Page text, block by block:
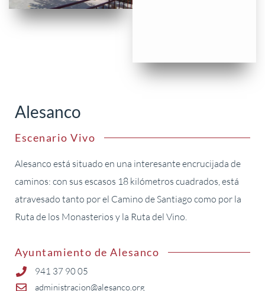
Alesanco
Escenario Vivo
Alesanco está situado en una interesante encrucijada de
caminos: con sus escasos 18 kilómetros cuadrados, está
atravesado tanto por el Camino de Santiago como por la
Ruta de los Monasterios y la Ruta del Vino.
Ayuntamiento de Alesanco
941 37 90 05
administracion@alesanco.org